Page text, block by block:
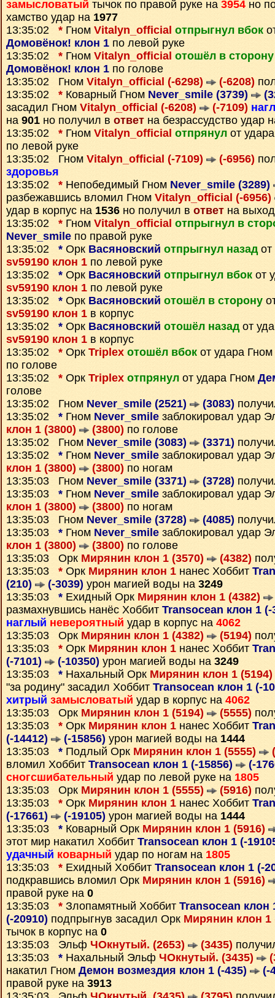
замысловатый тычок по правой руке на 3954 но
хамство удар на 1977
13:35:02 * Гном Vitalyn_official отпрыгнул вбок
Домовёнок! клон 1 по левой руке
13:35:02 * Гном Vitalyn_official отошёл в сторону
Домовёнок! клон 1 по голове
13:35:02 Гном Vitalyn_official (-6298) (-6208)
13:35:02 * Коварный Гном Never_smile (3739)
засадил Гном Vitalyn_official (-6208) (-7109)
на 901 но получил в ответ на безрассудство удар
13:35:02 * Гном Vitalyn_official отпрянул от
по левой руке
13:35:02 Гном Vitalyn_official (-7109) (-6956)
здоровья
13:35:02 * Непобедимый Гном Never_smile (3289)
разбежавшись вломил Гном Vitalyn_official (-6956)
удар в корпус на 1536 но получил в ответ на
13:35:02 * Гном Vitalyn_official отпрыгнул в
Never_smile по правой руке
13:35:02 * Орк Васяновский отпрыгнул назадот
sv59190 клон 1 по левой руке
13:35:02 * Орк Васяновский отпрыгнул вбок от
sv59190 клон 1 по левой руке
13:35:02 * Орк Васяновский отошёл в сторону
sv59190 клон 1 в корпус
13:35:02 * Орк Васяновский отошёл назадот
sv59190 клон 1 в корпус
13:35:02 * Орк Triplex отошёл вбок от удара Гном
по голове
13:35:02 * Орк Triplex отпрянул от удара Гном
голове
13:35:02 Гном Never_smile (2521) (3083)
13:35:02 * Гном Never_smile заблокировал удар
клон 1 (3800)
(3800) по голове
13:35:02 Гном Never_smile (3083) (3371)
13:35:02 * Гном Never_smile заблокировал удар
клон 1 (3800)
(3800) по ногам
13:35:03 Гном Never_smile (3371) (3728)
13:35:03 * Гном Never_smile заблокировал удар
клон 1 (3800)
(3800) по ногам
13:35:03 Гном Never_smile (3728) (4085)
13:35:03 * Гном Never_smile заблокировал удар
клон 1 (3800)
(3800) по голове
13:35:03 Орк Мирянин клон 1 (3570) (4382)
13:35:03 * Орк Мирянин клон 1 нанес Хоббит
(210)
(-3039) урон магией воды на 3249
13:35:03 * Ехидный Орк Мирянин клон 1 (4382)
размахнувшись нанёс Хоббит Transocean клон 1
наглый невероятный удар в корпус на 4062
13:35:03 Орк Мирянин клон 1 (4382) (5194)
13:35:03 * Орк Мирянин клон 1 нанес Хоббит
(-7101)
(-10350) урон магией воды на 3249
13:35:03 * Нахальный Орк Мирянин клон 1 (5194)
"за родину" засадил Хоббит Transocean клон 1 (-
хитрый замысловатый удар в корпус на 4062
13:35:03 Орк Мирянин клон 1 (5194) (5555)
13:35:03 * Орк Мирянин клон 1 нанес Хоббит
(-14412)
(-15856) урон магией воды на 1444
13:35:03 * Подлый Орк Мирянин клон 1 (5555)
вломил Хоббит Transocean клон 1 (-15856)
(-
сногсшибательный удар по левой руке на 1805
13:35:03 Орк Мирянин клон 1 (5555) (5916)
13:35:03 * Орк Мирянин клон 1 нанес Хоббит
(-17661)
(-19105) урон магией воды на 1444
13:35:03 * Коварный Орк Мирянин клон 1 (5916)
этот мир накатил Хоббит Transocean клон 1 (-
удачный коварный удар по ногам на 1805
13:35:03 * Ехидный Хоббит Transocean клон 1 (-
подкравшись вломил Орк Мирянин клон 1 (5916)
правой руке на 0
13:35:03 * Злопамятный Хоббит Transocean клон
(-20910) подпрыгнув засадил Орк Мирянин клон 1
тычок в корпус на 0
13:35:03 Эльф ЧОкнутый. (2653) (3435)
13:35:03 * Нахальный Эльф ЧОкнутый. (3435)
накатил Гном Демон возмездия клон 1 (-435)
(-
правой руке на 3913